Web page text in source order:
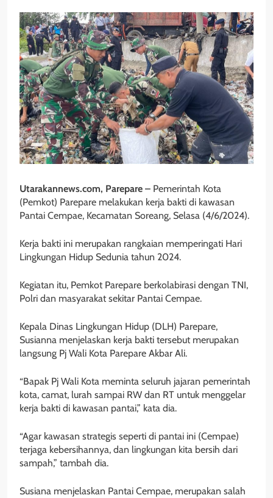
Utarakannews.com, Parepare – Pemerintah Kota
(Pemkot) Parepare melakukan kerja bakti di kawasan
Pantai Cempae, Kecamatan Soreang, Selasa (4/6/2024).
Kerja bakti ini merupakan rangkaian memperingati Hari
Lingkungan Hidup Sedunia tahun 2024.
Kegiatan itu, Pemkot Parepare berkolabirasi dengan TNI,
Polri dan masyarakat sekitar Pantai Cempae.
Kepala Dinas Lingkungan Hidup (DLH) Parepare,
Susianna menjelaskan kerja bakti tersebut merupakan
langsung Pj Wali Kota Parepare Akbar Ali.
“Bapak Pj Wali Kota meminta seluruh jajaran pemerintah
kota, camat, lurah sampai RW dan RT untuk menggelar
kerja bakti di kawasan pantai,” kata dia.
“Agar kawasan strategis seperti di pantai ini (Cempae)
terjaga kebersihannya, dan lingkungan kita bersih dari
sampah,” tambah dia.
Susiana menjelaskan Pantai Cempae, merupakan salah